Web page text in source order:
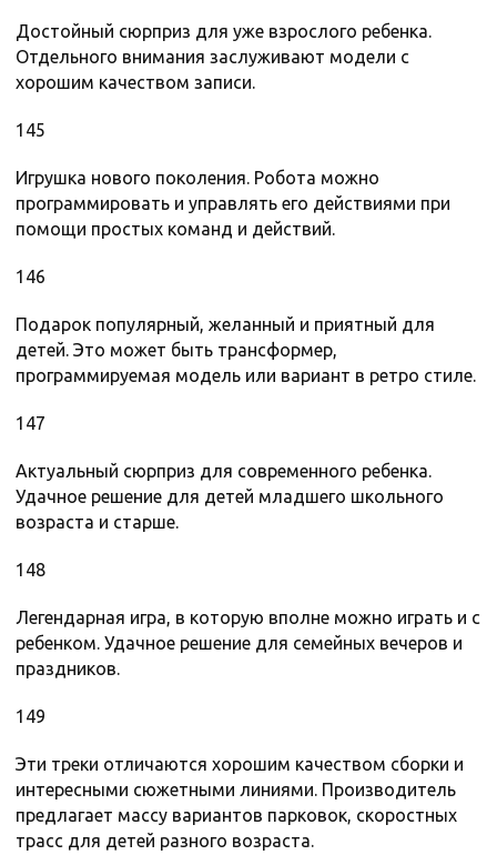
Достойный сюрприз для уже взрослого ребенка.
Отдельного внимания заслуживают модели с
хорошим качеством записи.
145
Игрушка нового поколения. Робота можно
программировать и управлять его действиями при
помощи простых команд и действий.
146
Подарок популярный, желанный и приятный для
детей. Это может быть трансформер,
программируемая модель или вариант в ретро стиле.
147
Актуальный сюрприз для современного ребенка.
Удачное решение для детей младшего школьного
возраста и старше.
148
Легендарная игра, в которую вполне можно играть и с
ребенком. Удачное решение для семейных вечеров и
праздников.
149
Эти треки отличаются хорошим качеством сборки и
интересными сюжетными линиями. Производитель
предлагает массу вариантов парковок, скоростных
трасс для детей разного возраста.